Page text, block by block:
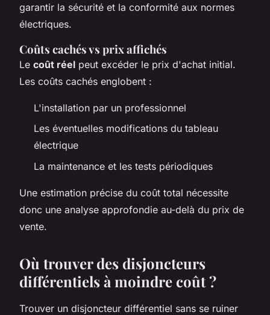
garantir la sécurité et la conformité aux normes
électriques.
Coûts cachés vs prix affichés
Le coût réel peut excéder le prix d'achat initial.
Les coûts cachés englobent :
L'installation par un professionnel
Les éventuelles modifications du tableau
électrique
La maintenance et les tests périodiques
Une estimation précise du coût total nécessite
donc une analyse approfondie au-delà du prix de
vente.
Où trouver des disjoncteurs
différentiels à moindre coût ?
Trouver un disjoncteur différentiel sans se ruiner